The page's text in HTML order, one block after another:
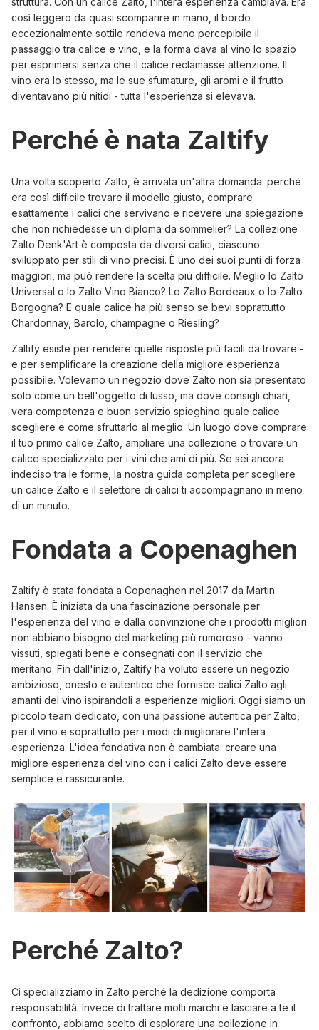
così leggero da quasi scomparire in mano, il bordo
eccezionalmente sottile rendeva meno percepibile il
passaggio tra calice e vino, e la forma dava al vino lo spazio
per esprimersi senza che il calice reclamasse attenzione. Il
vino era lo stesso, ma le sue sfumature, gli aromi e il frutto
diventavano più nitidi - tutta l'esperienza si elevava.
Perché è nata Zaltify
Una volta scoperto Zalto, è arrivata un'altra domanda: perché
era così difficile trovare il modello giusto, comprare
esattamente i calici che servivano e ricevere una spiegazione
che non richiedesse un diploma da sommelier? La collezione
Zalto Denk'Art è composta da diversi calici, ciascuno
sviluppato per stili di vino precisi. È uno dei suoi punti di forza
maggiori, ma può rendere la scelta più difficile. Meglio lo Zalto
Universal o lo Zalto Vino Bianco? Lo Zalto Bordeaux o lo Zalto
Borgogna? E quale calice ha più senso se bevi soprattutto
Chardonnay, Barolo, champagne o Riesling?
Zaltify esiste per rendere quelle risposte più facili da trovare -
e per semplificare la creazione della migliore esperienza
possibile. Volevamo un negozio dove Zalto non sia presentato
solo come un bell'oggetto di lusso, ma dove consigli chiari,
vera competenza e buon servizio spieghino quale calice
scegliere e come sfruttarlo al meglio. Un luogo dove comprare
il tuo primo calice Zalto, ampliare una collezione o trovare un
calice specializzato per i vini che ami di più. Se sei ancora
indeciso tra le forme, la nostra guida completa per scegliere
un calice Zalto e il selettore di calici ti accompagnano in meno
di un minuto.
Fondata a Copenaghen
Zaltify è stata fondata a Copenaghen nel 2017 da Martin
Hansen. È iniziata da una fascinazione personale per
l'esperienza del vino e dalla convinzione che i prodotti migliori
non abbiano bisogno del marketing più rumoroso - vanno
vissuti, spiegati bene e consegnati con il servizio che
meritano. Fin dall'inizio, Zaltify ha voluto essere un negozio
ambizioso, onesto e autentico che fornisce calici Zalto agli
amanti del vino ispirandoli a esperienze migliori. Oggi siamo un
piccolo team dedicato, con una passione autentica per Zalto,
per il vino e soprattutto per i modi di migliorare l'intera
esperienza. L'idea fondativa non è cambiata: creare una
migliore esperienza del vino con i calici Zalto deve essere
semplice e rassicurante.
Perché Zalto?
Ci specializziamo in Zalto perché la dedizione comporta
responsabilità. Invece di trattare molti marchi e lasciare a te il
confronto, abbiamo scelto di esplorare una collezione in